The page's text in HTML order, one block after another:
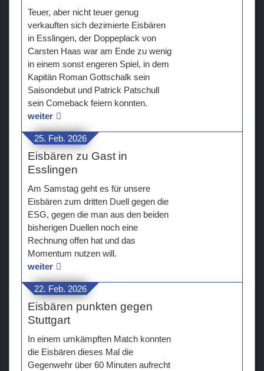
Teuer, aber nicht teuer genug
verkauften sich dezimierte Eisbären
in Esslingen, der Doppeplack von
Carsten Haas war am Ende zu wenig
in einem sonst engeren Spiel, in dem
Kapitän Roman Gottschalk sein
Saisondebut und Patrick Patschull
sein Comeback feiern konnten.
weiter
25. Feb. 2026
Eisbären zu Gast in
Esslingen
Am Samstag geht es für unsere
Eisbären zum dritten Duell gegen die
ESG, gegen die man aus den beiden
bisherigen Duellen noch eine
Rechnung offen hat und das
Momentum nutzen will.
weiter
22. Feb. 2026
Eisbären punkten gegen
Stuttgart
In einem umkämpften Match konnten
die Eisbären dieses Mal die
Gegenwehr über 60 Minuten aufrecht